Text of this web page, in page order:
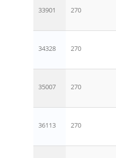
33901 270
34328 270
35007 270
36113 270